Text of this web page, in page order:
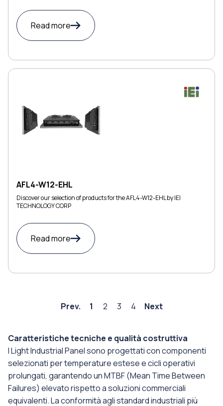
Read more
AFL4-W12-EHL
Discover our selection of products for the AFL4-W12-EHL by IEI
TECHNOLOGY CORP
Read more
Prev. 1 2 3 4 Next
Caratteristiche tecniche e qualità costruttiva
I Light Industrial Panel sono progettati con componenti
selezionati per temperature estese e cicli operativi
prolungati, garantendo un MTBF (Mean Time Between
Failures) elevato rispetto a soluzioni commerciali
equivalenti. La conformità agli standard industriali più